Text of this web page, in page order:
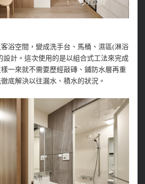
浴空間，變成洗手台、馬桶、濕區(淋浴
設計。這次使用的是以組合式工法來完成
一來就不需要歷經敲磚、鋪防水層再重
底解決以往漏水、積水的狀況。